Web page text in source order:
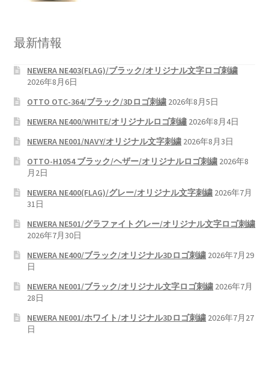
最新情報
NEWERA NE403(FLAG)/ブラック/オリジナル文字ロゴ刺繍
2026年8月6日
OTTO OTC-364/ブラック/3Dロゴ刺繍 2026年8月5日
NEWERA NE400/WHITE/オリジナルロゴ刺繡 2026年8月4日
NEWERA NE001/NAVY/オリジナル文字刺繍 2026年8月3日
OTTO-H1054 ブラック/ヘザー/オリジナルロゴ刺繍 2026年8
月2日
NEWERA NE400(FLAG)/グレー/オリジナル文字刺繍 2026年7月
31日
NEWERA NE501/グラファイトグレー/オリジナル文字ロゴ刺繍
2026年7月30日
NEWERA NE400/ブラック/オリジナル3Dロゴ刺繍 2026年7月29
日
NEWERA NE001/ブラック/オリジナル文字ロゴ刺繍 2026年7月
28日
NEWERA NE001/ホワイト/オリジナル3Dロゴ刺繍 2026年7月27
日